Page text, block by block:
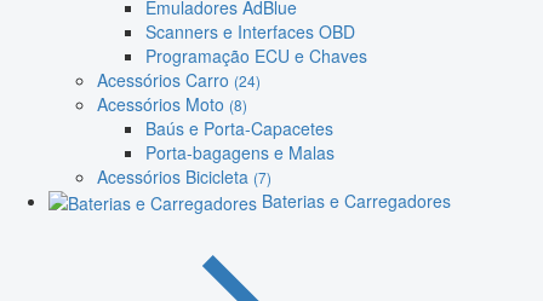
Emuladores AdBlue
Scanners e Interfaces OBD
Programação ECU e Chaves
Acessórios Carro (24)
Acessórios Moto (8)
Baús e Porta-Capacetes
Porta-bagagens e Malas
Acessórios Bicicleta (7)
Baterias e Carregadores